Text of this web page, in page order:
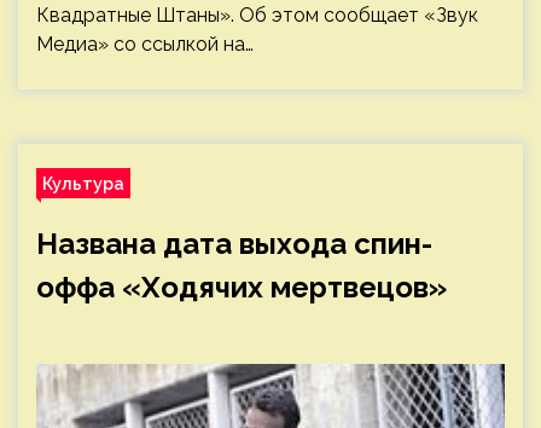
Квадратные Штаны». Об этом сообщает «Звук
Медиа» со ссылкой на…
Культура
Названа дата выхода спин-
оффа «Ходячих мертвецов»